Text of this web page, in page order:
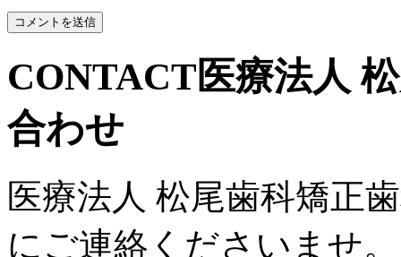
CONTACT医療法人
合わせ
医療法人 松尾歯科矯正
にご連絡くださいませ。